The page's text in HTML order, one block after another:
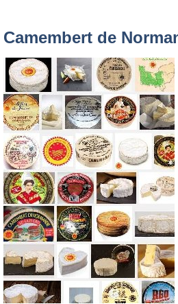
Camembert de